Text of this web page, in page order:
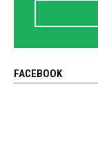
FACEBOOK